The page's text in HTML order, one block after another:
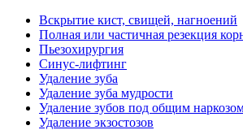
Вскрытие кист, свищей, нагноений
Полная или частичная резекция
Пьезохирургия
Синус-лифтинг
Удаление зуба
Удаление зуба мудрости
Удаление зубов под общим
Удаление экзостозов